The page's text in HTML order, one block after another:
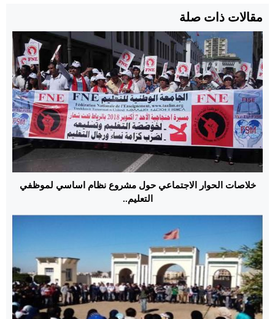
مقالات ذات صلة
خلاصات الحوار الاجتماعي حول مشروع نظام اساسي لموظفي
التعليم..